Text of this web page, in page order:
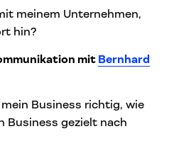
meinem Unternehmen,
hin?
mit Bernhard
Business richtig, wie
Business gezielt nach